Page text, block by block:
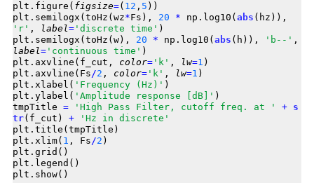
plt.figure( figsize=( 12 , 5 ))
plt.semilogx(toHz(wz*Fs), 20 * np.log10( abs
'r' , label= 'discrete time' )
plt.semilogx(toHz(w), 20 * np.log10( abs (h)), 'b--'
label= 'continuous time' )
plt.axvline(f_cut, color= 'k' , lw=1 )
plt.axvline(Fs/2 , color= 'k' , lw=1 )
plt.xlabel( 'Frequency (Hz)' )
plt.ylabel( 'Amplitude response [dB]' )
tmpTitle = 'High Pass Filter, cutoff freq. at ' + s
tr(f_cut) +
'Hz in discrete'
plt.title(tmpTitle)
plt.xlim( 1 , Fs/2 )
plt.grid()
plt.legend()
plt.show()